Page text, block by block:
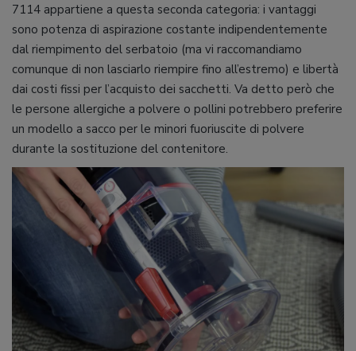
7114 appartiene a questa seconda categoria: i vantaggi
sono potenza di aspirazione costante indipendentemente
dal riempimento del serbatoio (ma vi raccomandiamo
comunque di non lasciarlo riempire fino all’estremo) e libertà
dai costi fissi per l’acquisto dei sacchetti. Va detto però che
le persone allergiche a polvere o pollini potrebbero preferire
un modello a sacco per le minori fuoriuscite di polvere
durante la sostituzione del contenitore.